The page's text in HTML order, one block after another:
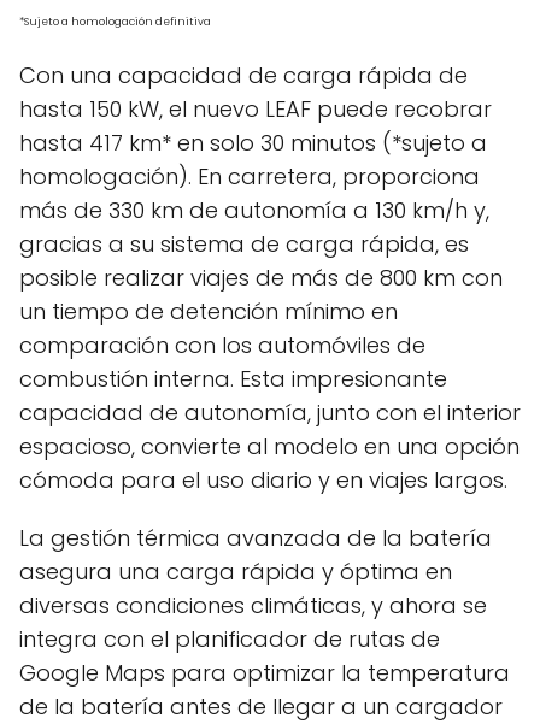
*Sujeto a homologación definitiva
Con una capacidad de carga rápida de
hasta 150 kW, el nuevo LEAF puede recobrar
hasta 417 km* en solo 30 minutos (*sujeto a
homologación). En carretera, proporciona
más de 330 km de autonomía a 130 km/h y,
gracias a su sistema de carga rápida, es
posible realizar viajes de más de 800 km con
un tiempo de detención mínimo en
comparación con los automóviles de
combustión interna. Esta impresionante
capacidad de autonomía, junto con el interior
espacioso, convierte al modelo en una opción
cómoda para el uso diario y en viajes largos.
La gestión térmica avanzada de la batería
asegura una carga rápida y óptima en
diversas condiciones climáticas, y ahora se
integra con el planificador de rutas de
Google Maps para optimizar la temperatura
de la batería antes de llegar a un cargador